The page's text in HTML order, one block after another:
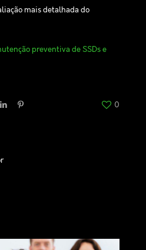
mais detalhada do
preventiva de SSDs e
0